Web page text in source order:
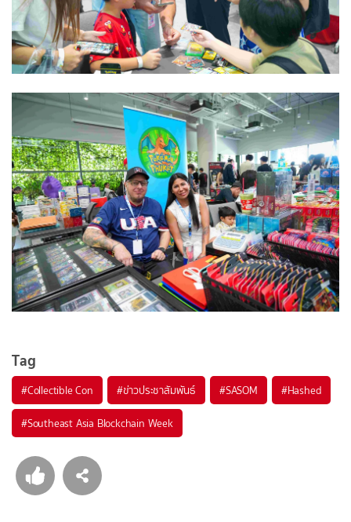
Tag
#Collectible Con #ข่าวประชาสัมพันธ์ #SASOM #Hashed
#Southeast Asia Blockchain Week